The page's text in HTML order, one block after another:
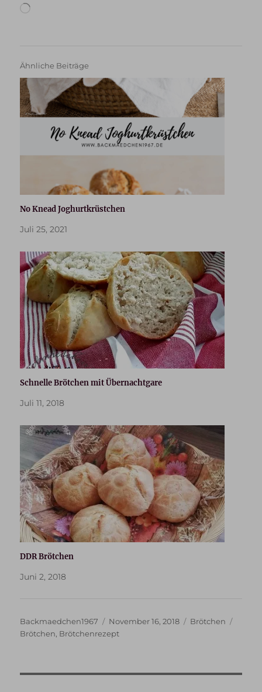
Wird
Ähnliche Beiträge
No Knead Joghurtkrüstchen
Juli 25, 2021
Schnelle Brötchen mit Übernachtgare
Juli 11, 2018
DDR Brötchen
Juni 2, 2018
Autor
Backmaedchen1967
Veröffentlicht
am
November 16, 2018 Kategorien
Brötchen
Brötchen, Brötchenrezept